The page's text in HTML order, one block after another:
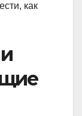
как